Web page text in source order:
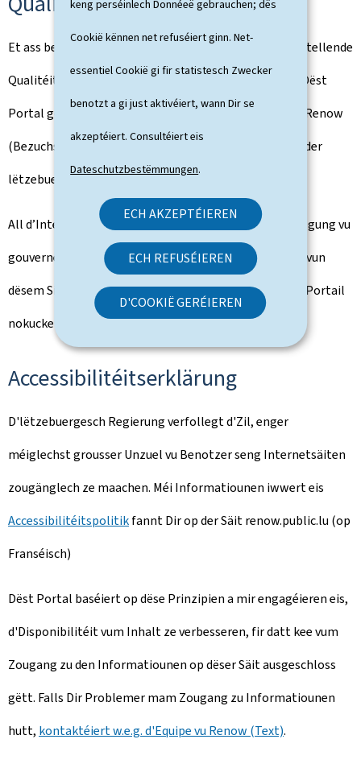
keng perséinlech Donnéeë gebrauchen; dës
Cookië kënnen net refuséiert ginn. Net-
essentiel Cookië gi fir statistesch Zwecker
benotzt a gi just aktivéiert, wann Dir se
akzeptéiert. Consultéiert eis
Dateschutzbestëmmungen.
ECH AKZEPTÉIEREN
ECH REFUSÉIEREN
D'COOKIË GERÉIEREN
Et ass besonnesch dorop opgepasst ginn, en zefriddestellende
Qualitéits- an Accessibilitéitsniveau ze garantéieren. Dëst
Portal gëtt no den Empfeelunge vum Bezuchsmodell Renow
(Bezuchsmodell vun der Website-Normalisatioun vun der
lëtzebuergescher Regierung) entwéckelt.
All d’Internetsite vun dësem Portail kréien d’Beglaubegung vu
gouvernement.lu. Fir den Niveau vun der Konformitéit vun
dësem Site ze wëssen, kënnt Dir d’Beglaubegung
vum Portail
nokucken.
Accessibilitéitserklärung
D'lëtzebuergesch Regierung verfollegt d'Zil, enger
méiglechst grousser Unzuel vu Benotzer seng Internetsäiten
zougänglech ze maachen. Méi Informatiounen iwwert eis
Accessibilitéitspolitikfannt Dir op der Säit renow.public.lu (op
Franséisch)
Dëst Portal baséiert op dëse Prinzipien a mir engagéieren eis,
d'Disponibilitéit vum Inhalt ze verbesseren, fir datt kee vum
Zougang zu den Informatiounen op dëser Säit ausgeschloss
gëtt. Falls Dir Problemer mam Zougang zu Informatiounen
hutt, kontaktéiert w.e.g. d'Equipe vu Renow (Text).